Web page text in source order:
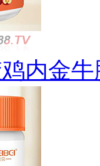
内金